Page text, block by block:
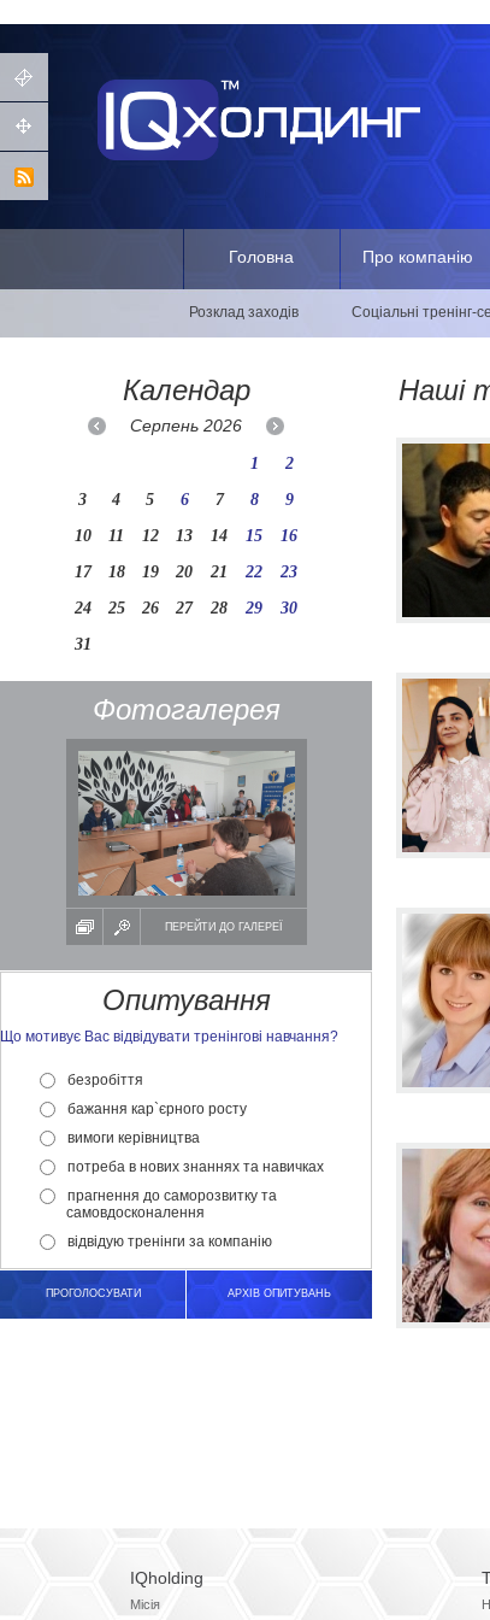
Головна Про компанію
Розклад заходів Соціальні тренінг-
Календар
Серпень2026
1
2
3
4 5 6 7 8
9
10
11 12 13 14 15
16
17
18 19 20 21 22
23
24
25 26 27 28 29
30
31
Фотогалерея
ПЕРЕЙТИ ДО ГАЛЕРЕЇ
Опитування
Що мотивує Вас відвідувати тренінгові навчання?
безробіття
бажання кар`єрного росту
вимоги керівництва
потреба в нових знаннях та навичках
прагнення до саморозвитку та
самовдосконалення
відвідую тренінги за компанію
ПРОГОЛОСУВАТИ АРХІВ ОПИТУВАНЬ
Наші
IQholding
Місія